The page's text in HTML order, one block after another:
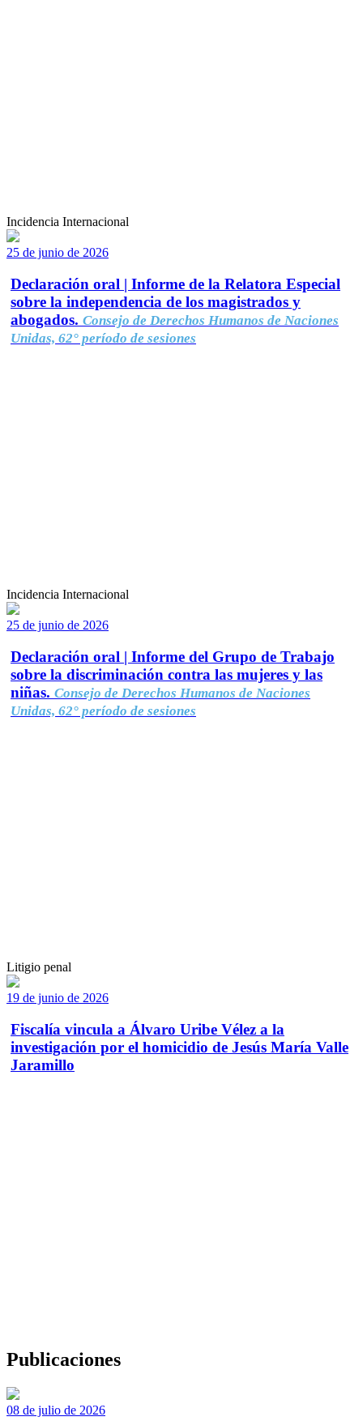
Incidencia Internacional
25 de junio de 2026
Declaración oral | Informe de la Relatora Especial
sobre la independencia de los magistrados y
abogados. Consejo de Derechos Humanos de Naciones
Unidas, 62° período de sesiones
Incidencia Internacional
25 de junio de 2026
Declaración oral | Informe del Grupo de Trabajo
sobre la discriminación contra las mujeres y las
niñas. Consejo de Derechos Humanos de Naciones
Unidas, 62° período de sesiones
Litigio penal
19 de junio de 2026
Fiscalía vincula a Álvaro Uribe Vélez a la
investigación por el homicidio de Jesús María Valle
Jaramillo
Publicaciones
08 de julio de 2026